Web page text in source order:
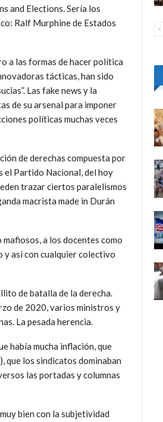
and Elections. Sería los
Ralf Murphine de Estados
a las formas de hacer política
tácticas, han sido
Las fake news y la
de su arsenal para imponer
políticas muchas veces
de derechas compuesta por
el Partido Nacional, del hoy
trazar ciertos paralelismos
macrista made in Durán
a los docentes como
y así con cualquier colectivo
de batalla de la derecha.
de 2020, varios ministros y
La pesada herencia.
había mucha inflación, que
que los sindicatos dominaban
las portadas y columnas
bien con la subjetividad